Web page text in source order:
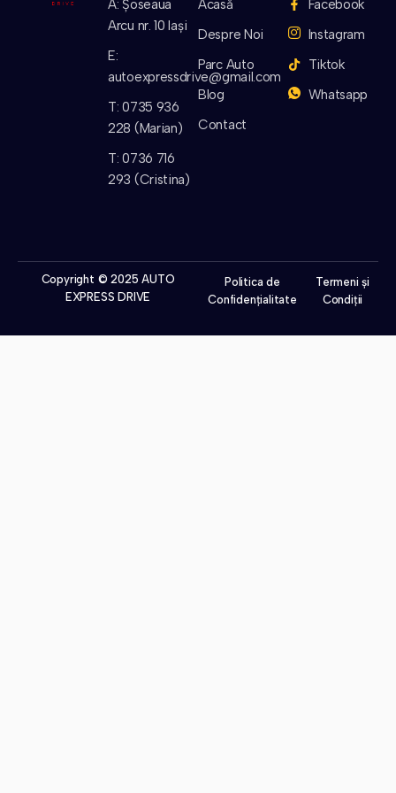
A: Șoseaua
Arcu nr. 10 Iași
E:
autoexpressdrive@gmail.com
T: 0735 936
228 (Marian)
T: 0736 716
293 (Cristina)
Acasă
Despre Noi
Parc Auto
Blog
Contact
Facebook
Instagram
Tiktok
Whatsapp
Copyright © 2025 AUTO
EXPRESS DRIVE
Politica de
Confidențialitate
Termeni și
Condiții